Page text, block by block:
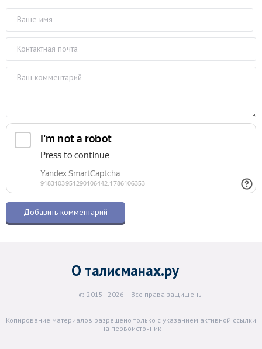
О талисманах.ру
© 2015–2026 – Все права защищены
Копирование материалов разрешено только с указанием активной ссылки
на первоисточник